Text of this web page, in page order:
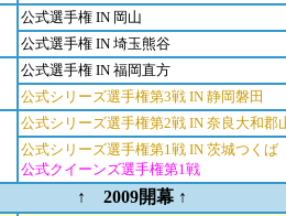
公式選手権 IN 岡山
公式選手権 IN 埼玉熊谷
公式選手権 IN 福岡直方
公式シリーズ選手権第3戦 IN 静岡磐田
公式シリーズ選手権第2戦 IN 奈良大和郡
公式シリーズ選手権第1戦 IN 茨城つくば
公式クイーンズ選手権第1戦
↑ 2009開幕 ↑